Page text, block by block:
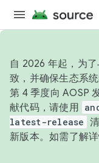
自 2026 年起，为
致，并确保生态系
第 4 季度向 AOSP
献代码，请使用
latest-release
新版本。如需了解